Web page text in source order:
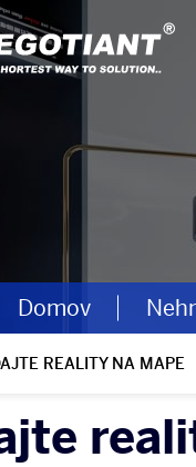
Domov
REALITY NA MAPE